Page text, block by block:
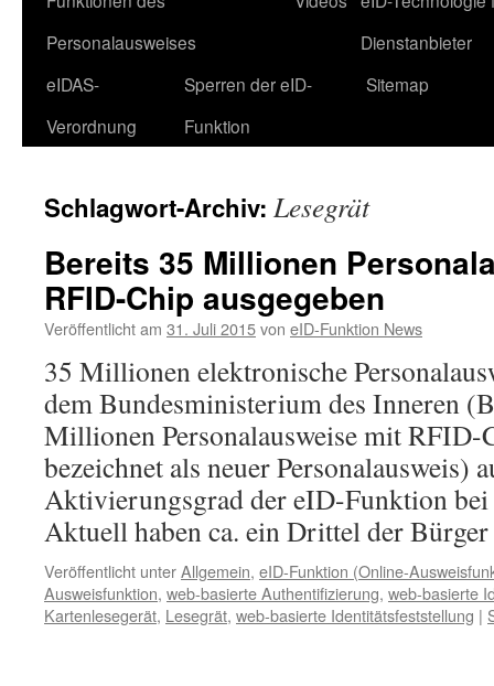
Personalausweises
Dienstanbieter
eIDAS-
Verordnung
Sperren der eID-
Funktion
Sitemap
Schlagwort-Archiv: Lesegrät
Bereits 35 Millionen
RFID-Chip ausgegeben
Veröffentlicht am 31. Juli 2015von eID-Funktion News
35 Millionen elektronische
dem Bundesministerium des Inneren
Millionen Personalausweise mit RFID-
bezeichnet als neuer Personalausweis)
Aktivierungsgrad der eID-Funktion
Aktuell haben ca. ein Drittel der
Veröffentlicht unterAllgemein, eID-Funktion (Online-
Ausweisfunktion, web-basierte Authentifizierung, web-basierte
Kartenlesegerät, Lesegrät, web-basierte Identitätsfeststellung |